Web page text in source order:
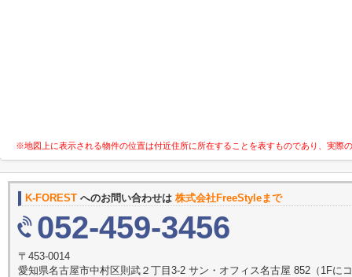
※地図上に表示される物件の位置は付近住所に所在することを表すものであり、実際
K-FOREST へのお問い合わせは 株式会社FreeStyleまで
052-459-3456
〒453-0014
愛知県名古屋市中村区則武２丁目3-2 サン・オフィス名古屋 852（1Fに